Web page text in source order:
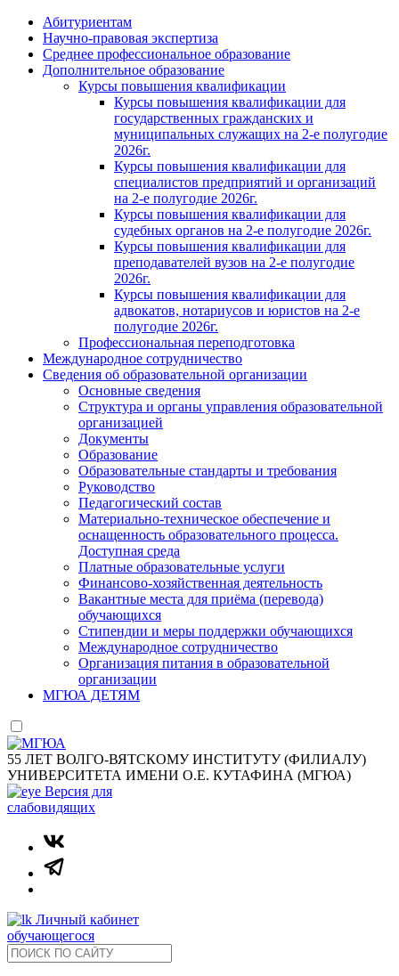
Абитуриентам
Научно-правовая экспертиза
Cреднее профессиональное образование
Дополнительное образование
Курсы повышения квалификации
Курсы повышения квалификации для
государственных гражданских и
муниципальных служащих на 2-е полугодие
2026г.
Курсы повышения квалификации для
специалистов предприятий и организаций
на 2-е полугодие 2026г.
Курсы повышения квалификации для
судебных органов на 2-е полугодие 2026г.
Курсы повышения квалификации для
преподавателей вузов на 2-е полугодие
2026г.
Курсы повышения квалификации для
адвокатов, нотариусов и юристов на 2-е
полугодие 2026г.
Профессиональная переподготовка
Международное сотрудничество
Сведения об образовательной организации
Основные сведения
Структура и органы управления образовательной
организацией
Документы
Образование
Образовательные стандарты и требования
Руководство
Педагогический состав
Материально-техническое обеспечение и
оснащенность образовательного процесса.
Доступная среда
Платные образовательные услуги
Финансово-хозяйственная деятельность
Вакантные места для приёма (перевода)
обучающихся
Стипендии и меры поддержки обучающихся
Международное сотрудничество
Организация питания в образовательной
организации
МГЮА ДЕТЯМ
55 ЛЕТ ВОЛГО-ВЯТСКОМУ ИНСТИТУТУ (ФИЛИАЛУ)
УНИВЕРСИТЕТА ИМЕНИ О.Е. КУТАФИНА (МГЮА)
Версия для
слабовидящих
Личный кабинет
обучающегося